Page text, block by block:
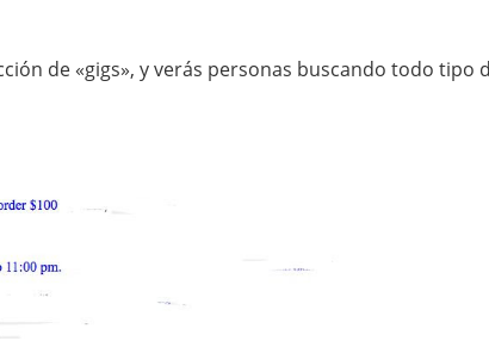
de «gigs», y verás personas buscando todo tipo